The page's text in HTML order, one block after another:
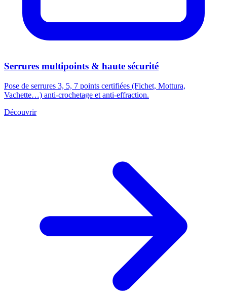
Serrures multipoints & haute sécurité
Pose de serrures 3, 5, 7 points certifiées (Fichet, Mottura,
Vachette…) anti-crochetage et anti-effraction.
Découvrir